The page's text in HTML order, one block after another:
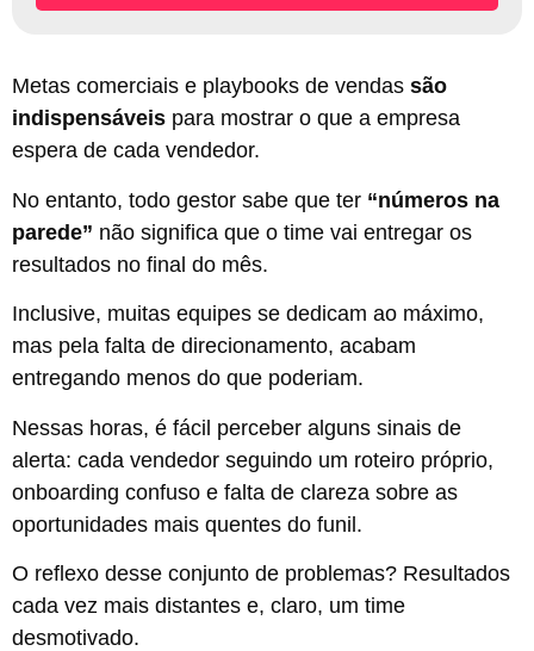
Metas comerciais e playbooks de vendas são
indispensáveis para mostrar o que a empresa
espera de cada vendedor.
No entanto, todo gestor sabe que ter “números na
parede” não significa que o time vai entregar os
resultados no final do mês.
Inclusive, muitas equipes se dedicam ao máximo,
mas pela falta de direcionamento, acabam
entregando menos do que poderiam.
Nessas horas, é fácil perceber alguns sinais de
alerta: cada vendedor seguindo um roteiro próprio,
onboarding confuso e falta de clareza sobre as
oportunidades mais quentes do funil.
O reflexo desse conjunto de problemas? Resultados
cada vez mais distantes e, claro, um time
desmotivado.